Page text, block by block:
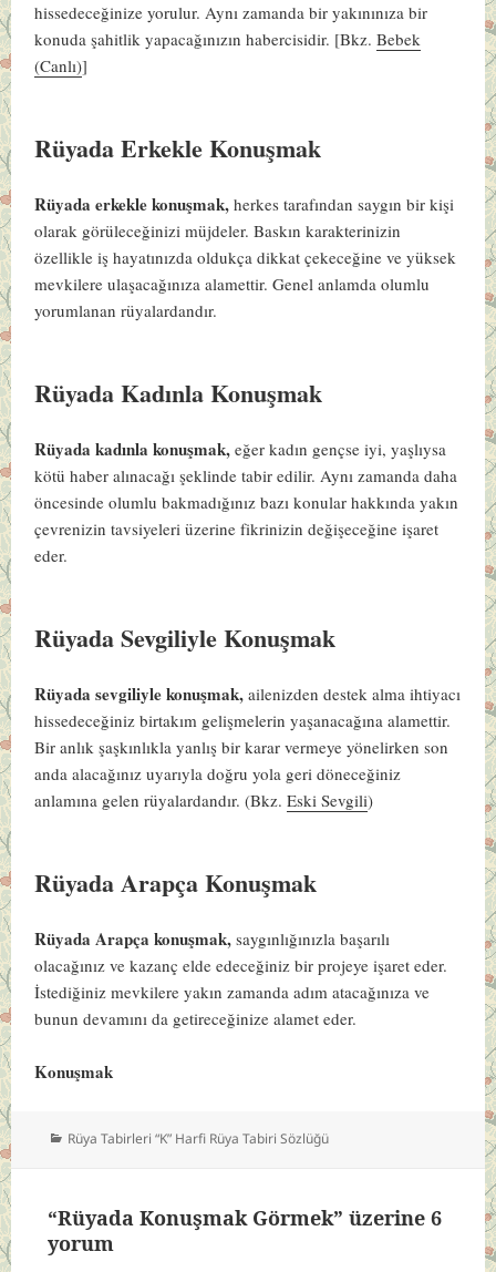
hissedeceğinize yorulur. Aynı zamanda bir yakınınıza bir
konuda şahitlik yapacağınızın habercisidir. [Bkz.Bebek
(Canlı)]
Rüyada Erkekle Konuşmak
Rüyada erkekle konuşmak, herkes tarafından saygın bir kişi
olarak görüleceğinizi müjdeler. Baskın karakterinizin
özellikle iş hayatınızda oldukça dikkat çekeceğine ve yüksek
mevkilere ulaşacağınıza alamettir. Genel anlamda olumlu
yorumlanan rüyalardandır.
Rüyada Kadınla Konuşmak
Rüyada kadınla konuşmak, eğer kadın gençse iyi, yaşlıysa
kötü haber alınacağı şeklinde tabir edilir. Aynı zamanda daha
öncesinde olumlu bakmadığınız bazı konular hakkında yakın
çevrenizin tavsiyeleri üzerine fikrinizin değişeceğine işaret
eder.
Rüyada Sevgiliyle Konuşmak
Rüyada sevgiliyle konuşmak, ailenizden destek alma ihtiyacı
hissedeceğiniz birtakım gelişmelerin yaşanacağına alamettir.
Bir anlık şaşkınlıkla yanlış bir karar vermeye yönelirken son
anda alacağınız uyarıyla doğru yola geri döneceğiniz
anlamına gelen rüyalardandır. (Bkz.Eski Sevgili)
Rüyada Arapça Konuşmak
Rüyada Arapça konuşmak,saygınlığınızla başarılı
olacağınız ve kazanç elde edeceğiniz bir projeye işaret eder.
İstediğiniz mevkilere yakın zamanda adım atacağınıza ve
bunun devamını da getireceğinize alamet eder.
Konuşmak
Kategoriler
Rüya Tabirleri “K” Harfi Rüya Tabiri Sözlüğü
“Rüyada Konuşmak Görmek” üzerine 6
yorum